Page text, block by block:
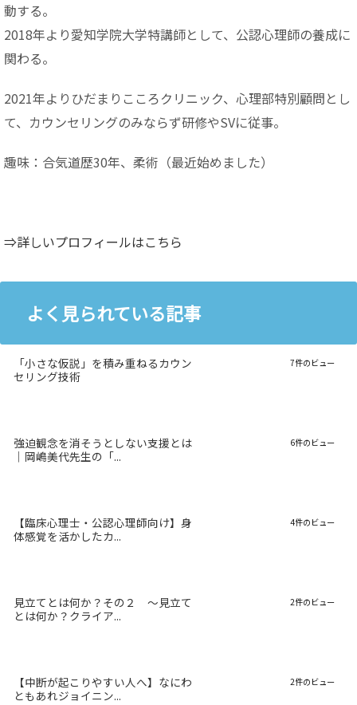
動する。
2018年より愛知学院大学特講師として、公認心理師の養成に
関わる。
2021年よりひだまりこころクリニック、心理部特別顧問とし
て、カウンセリングのみならず研修やSVに従事。
趣味：合気道歴30年、柔術（最近始めました）
⇒詳しいプロフィールはこちら
よく見られている記事
「小さな仮説」を積み重ねるカウン
セリング技術
7件のビュー
強迫観念を消そうとしない支援とは
｜岡嶋美代先生の「...
6件のビュー
【臨床心理士・公認心理師向け】身
体感覚を活かしたカ...
4件のビュー
見立てとは何か？その２ 〜見立て
とは何か？クライア...
2件のビュー
【中断が起こりやすい人へ】なにわ
ともあれジョイニン...
2件のビュー